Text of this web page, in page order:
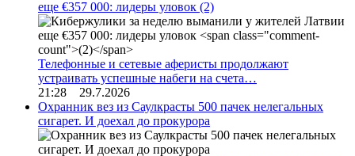
еще €357 000: лидеры уловок (2)
Телефонные и сетевые аферисты продолжают
устраивать успешные набеги на счета…
21:28 29.7.2026
Охранник вез из Саулкрасты 500 пачек нелегальных
сигарет. И доехал до прокурора